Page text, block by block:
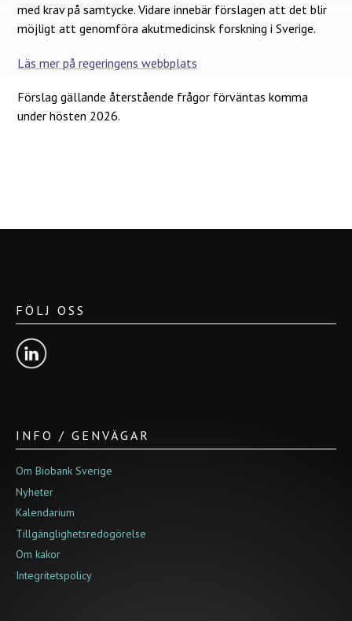
med krav på samtycke. Vidare innebär förslagen att det blir
möjligt att genomföra akutmedicinsk forskning i Sverige.
Läs mer på regeringens webbplats
Förslag gällande återstående frågor förväntas komma
under hösten 2026.
FÖLJ OSS
INFO / GENVÄGAR
Om Biobank Sverige
Nyheter
Kalendarium
Tillgänglighetsredogörelse
Om kakor
Integritetspolicy